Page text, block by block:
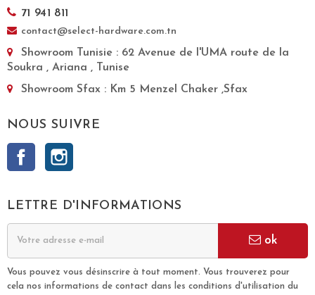
71 941 811
contact@select-hardware.com.tn
Showroom Tunisie : 62 Avenue de l'UMA route de la
Soukra , Ariana , Tunise
Showroom Sfax : Km 5 Menzel Chaker ,Sfax
NOUS SUIVRE
Facebook
LETTRE D'INFORMATIONS
ok
Vous pouvez vous désinscrire à tout moment. Vous trouverez pour
cela nos informations de contact dans les conditions d'utilisation du